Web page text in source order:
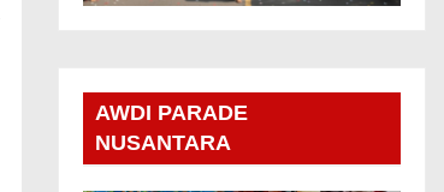
AWDI PARADE
NUSANTARA